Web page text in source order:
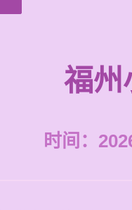
福州
时间：